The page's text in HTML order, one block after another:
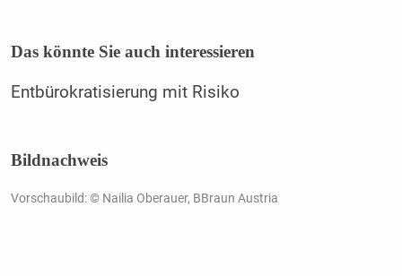
Das könnte Sie auch interessieren
Entbürokratisierung mit Risiko
Bildnachweis
Vorschaubild: © Nailia Oberauer, BBraun Austria